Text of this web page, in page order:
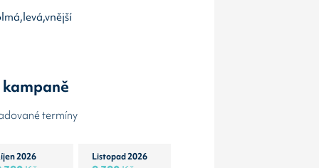
termíny
2026 Listopad 2026